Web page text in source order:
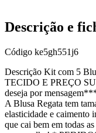
Descrição e
Código ke5gh551j6
Descrição Kit com 5
TECIDO E PREÇO
deseja por
A Blusa Regata tem
elasticidade e caimento
que cai bem em todas